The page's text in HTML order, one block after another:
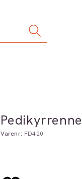
Pedikyrrenne
Varenr: FD420